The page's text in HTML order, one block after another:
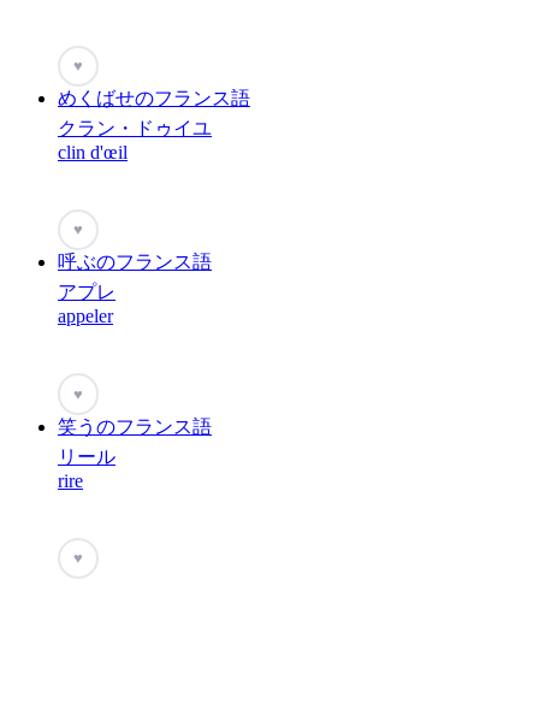
♥
めくばせのフランス語
クラン・ドゥイユ
clin d'œil
♥
呼ぶのフランス語
アプレ
appeler
♥
笑うのフランス語
リール
rire
♥